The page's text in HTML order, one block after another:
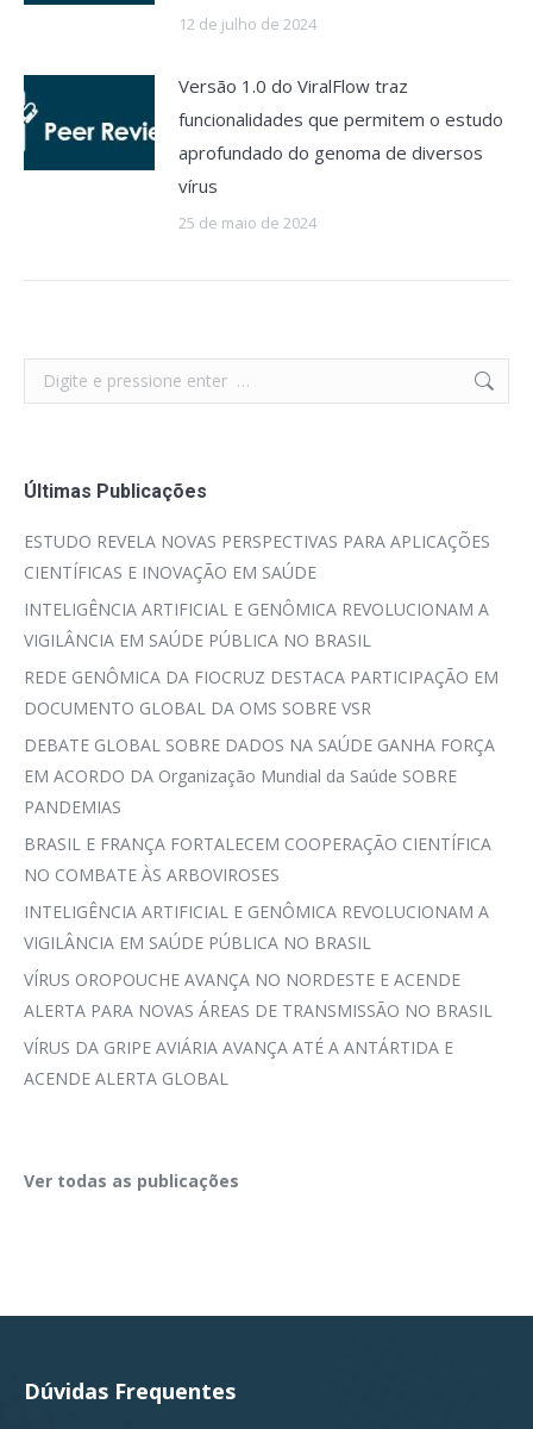
12 de julho de 2024
Versão 1.0 do ViralFlow traz
funcionalidades que permitem o estudo
aprofundado do genoma de diversos
vírus
25 de maio de 2024
Search:
Últimas Publicações
ESTUDO REVELA NOVAS PERSPECTIVAS PARA APLICAÇÕES
CIENTÍFICAS E INOVAÇÃO EM SAÚDE
INTELIGÊNCIA ARTIFICIAL E GENÔMICA REVOLUCIONAM A
VIGILÂNCIA EM SAÚDE PÚBLICA NO BRASIL
REDE GENÔMICA DA FIOCRUZ DESTACA PARTICIPAÇÃO EM
DOCUMENTO GLOBAL DA OMS SOBRE VSR
DEBATE GLOBAL SOBRE DADOS NA SAÚDE GANHA FORÇA
EM ACORDO DA Organização Mundial da Saúde SOBRE
PANDEMIAS
BRASIL E FRANÇA FORTALECEM COOPERAÇÃO CIENTÍFICA
NO COMBATE ÀS ARBOVIROSES
INTELIGÊNCIA ARTIFICIAL E GENÔMICA REVOLUCIONAM A
VIGILÂNCIA EM SAÚDE PÚBLICA NO BRASIL
VÍRUS OROPOUCHE AVANÇA NO NORDESTE E ACENDE
ALERTA PARA NOVAS ÁREAS DE TRANSMISSÃO NO BRASIL
VÍRUS DA GRIPE AVIÁRIA AVANÇA ATÉ A ANTÁRTIDA E
ACENDE ALERTA GLOBAL
Ver todas as publicações
Dúvidas Frequentes